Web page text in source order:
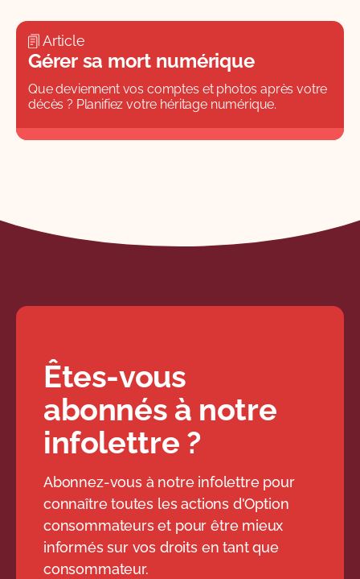
Article
Gérer sa mort numérique
Que deviennent vos comptes et photos après votre
décès ? Planifiez votre héritage numérique.
Êtes-vous
abonnés à notre
infolettre ?
Abonnez-vous à notre infolettre pour
connaître toutes les actions d'Option
consommateurs et pour être mieux
informés sur vos droits en tant que
consommateur.